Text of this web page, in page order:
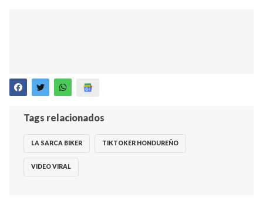
Tags relacionados
LA SARCA BIKER TIKTOKER HONDUREÑO
VIDEO VIRAL